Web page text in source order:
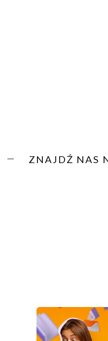
ZNAJDŹ NAS